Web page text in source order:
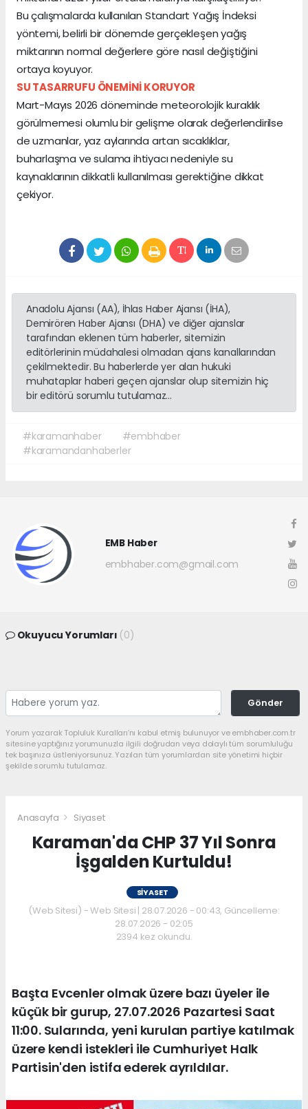
Bu çalışmalarda kullanılan Standart Yağış İndeksi
yöntemi, belirli bir dönemde gerçekleşen yağış
miktarının normal değerlere göre nasıl değiştiğini
ortaya koyuyor.
SU TASARRUFU ÖNEMİNİ KORUYOR
Mart-Mayıs 2026 döneminde meteorolojik kuraklık
görülmemesi olumlu bir gelişme olarak değerlendirilse
de uzmanlar, yaz aylarında artan sıcaklıklar,
buharlaşma ve sulama ihtiyacı nedeniyle su
kaynaklarının dikkatli kullanılması gerektiğine dikkat
çekiyor.
Anadolu Ajansı (AA), İhlas Haber Ajansı (İHA),
Demirören Haber Ajansı (DHA) ve diğer ajanslar
tarafından eklenen tüm haberler, sitemizin
editörlerinin müdahalesi olmadan ajans kanallarından
çekilmektedir. Bu haberlerde yer alan hukuki
muhataplar haberi geçen ajanslar olup sitemizin hiç
bir editörü sorumlu tutulamaz...
#karamanhaber
#embhaber
#karamandanhaberler
EMB Haber
embhaber.com@gmail.com
Okuyucu Yorumları (0)
Gönder
Yorum yazarak Topluluk Kuralları’nı kabul etmiş bulunuyor ve embhaber.com.tr
sitesine yaptığınız yorumunuzla ilgili doğrudan veya dolaylı tüm sorumluluğu
tek başınıza üstleniyorsunuz. Yazılan tüm yorumlardan site yönetimi hiçbir
şekilde sorumlu tutulamaz.
Anasayfa Siyaset
Karaman'da CHP 37 Yıl Sonra
İşgalden Kurtuldu!
SIYASET
(Web Sitesi) - Web Sitesi | 28.07.2026 - 00:43, Güncelleme:
28.07.2026 - 02:05
2394 kez okundu.
Başta Evcenler olmak üzere bazı üyeler ile
küçük bir gurup, 27.07.2026 Pazartesi Saat
11:00. Sularında, yeni kurulan partiye katılmak
üzere kendi istekleri ile Cumhuriyet Halk
Partisin'den istifa ederek ayrıldılar.